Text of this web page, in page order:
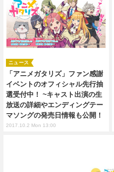
「アニメガタリズ」ファン感謝
イベントのオフィシャル先行抽
選受付中！ ~キャスト出演の生
放送の詳細やエンディングテー
マソングの発売日情報も公開！
ニュース
2017.10.2 Mon 13:00